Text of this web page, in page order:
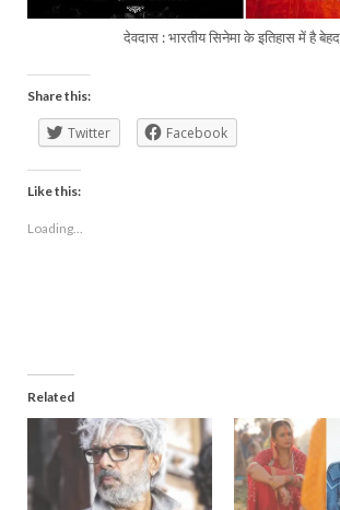
देवदास : भारतीय सिनेमा के इतिहास में है
Share this:
Twitter Facebook
Like this:
Loading...
Related